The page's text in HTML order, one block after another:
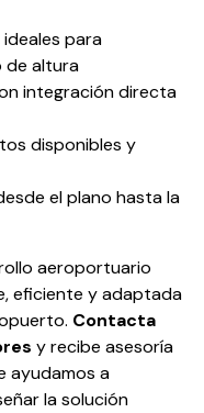
para
de altura
integración directa
disponibles y
el plano hasta la
aeroportuario
eficiente y adaptada
Contacta
y recibe asesoría
ayudamos a
la solución